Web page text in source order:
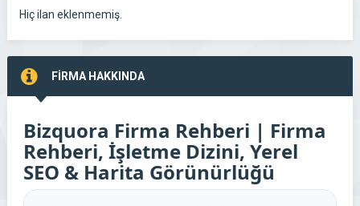
Hiç ilan eklenmemiş.
FİRMA HAKKINDA
Bizquora Firma Rehberi | Firma
Rehberi, İşletme Dizini, Yerel
SEO & Harita Görünürlüğü